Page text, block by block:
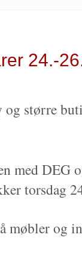
24.-
større
med DEG
torsdag
møbler og